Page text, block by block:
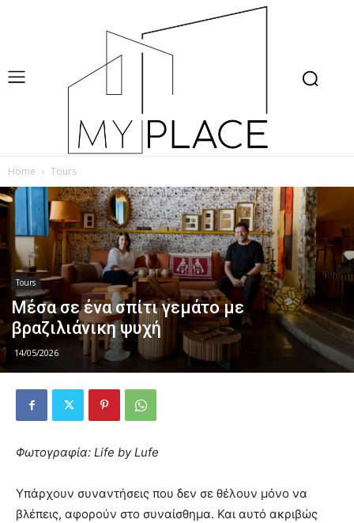
Home Tours
Tours
Μέσα σε ένα σπίτι γεμάτο με
βραζιλιάνικη ψυχή
14/05/2026
Φωτογραφία: Life by Lufe
Υπάρχουν συναντήσεις που δεν σε θέλουν μόνο να
βλέπεις, αφορούν στο συναίσθημα. Και αυτό ακριβώς